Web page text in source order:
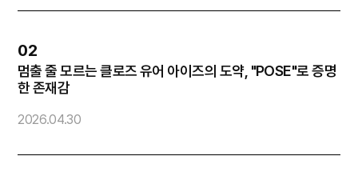
02
멈출 줄 모르는 클로즈 유어 아이즈의 도약, "POSE"로 증명
한 존재감
2026.04.30